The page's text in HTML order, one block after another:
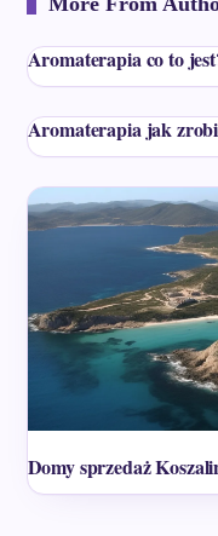
Aromaterapia co to
Aromaterapia jak
Domy sprzedaż